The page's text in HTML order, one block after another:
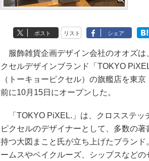
ポスト リスト シェア
服飾雑貨企画デザイン会社のオオズは
クセルデザインブランド「TOKYO
（トーキョーピクセル）の旗艦店を東京
前に10月15日にオープンした。
「TOKYO PiXEL.」は、クロスステッ
ピクセルのデザイナーとして、多数の著
持つ大図まこと氏が立ち上げたブランド
ームスやベイクルーズ、シップスなどの